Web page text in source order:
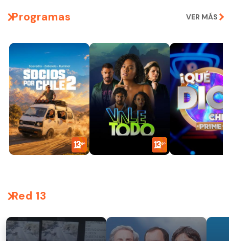
Programas VER MÁS
Red 13